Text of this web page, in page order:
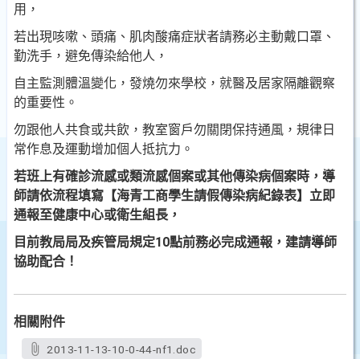
用，
若出現咳嗽、頭痛、肌肉酸痛症狀者請務必主動戴口罩、
勤洗手，避免傳染給他人，
自主監測體溫變化，發燒勿來學校，就醫及居家隔離觀察
的重要性。
勿跟他人共食或共飲，教室窗戶勿關閉保持通風，規律日
常作息及運動增加個人抵抗力。
若班上有確診流感或類流感個案或其他傳染病個案時，導
師請依流程填寫【海青工商學生請假傳染病紀錄表】 立即
通報至健康中心或衛生組長，
目前教局局及疾管局規定10點前務必完成通報，建請導師
協助配合！
相關附件
2013-11-13-10-0-44-nf1.doc